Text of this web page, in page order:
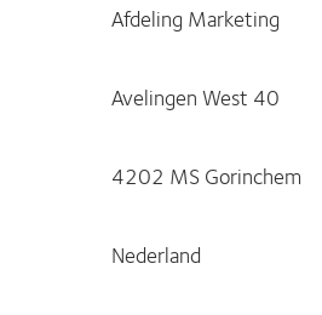
Afdeling Marketing
Avelingen West 40
4202 MS Gorinchem
Nederland